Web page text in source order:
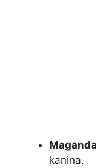
Maganda
kanina.